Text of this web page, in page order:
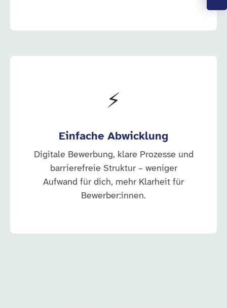
⚡
Einfache Abwicklung
Digitale Bewerbung, klare Prozesse und
barrierefreie Struktur – weniger
Aufwand für dich, mehr Klarheit für
Bewerber:innen.